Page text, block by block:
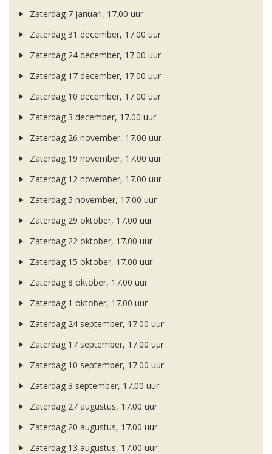
Zaterdag 7 januari, 17.00 uur
Zaterdag 31 december, 17.00 uur
Zaterdag 24 december, 17.00 uur
Zaterdag 17 december, 17.00 uur
Zaterdag 10 december, 17.00 uur
Zaterdag 3 december, 17.00 uur
Zaterdag 26 november, 17.00 uur
Zaterdag 19 november, 17.00 uur
Zaterdag 12 november, 17.00 uur
Zaterdag 5 november, 17.00 uur
Zaterdag 29 oktober, 17.00 uur
Zaterdag 22 oktober, 17.00 uur
Zaterdag 15 oktober, 17.00 uur
Zaterdag 8 oktober, 17.00 uur
Zaterdag 1 oktober, 17.00 uur
Zaterdag 24 september, 17.00 uur
Zaterdag 17 september, 17.00 uur
Zaterdag 10 september, 17.00 uur
Zaterdag 3 september, 17.00 uur
Zaterdag 27 augustus, 17.00 uur
Zaterdag 20 augustus, 17.00 uur
Zaterdag 13 augustus, 17.00 uur